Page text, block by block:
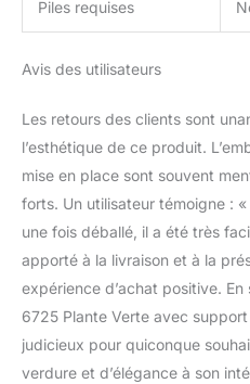
Piles requises
Avis des utilisateurs
Les retours des clients sont
l’esthétique de ce produit.
mise en place sont souvent
forts. Un utilisateur témoigne :
une fois déballé, il a été très
apporté à la livraison et à la
expérience d’achat positive.
6725 Plante Verte avec
judicieux pour quiconque
verdure et d’élégance à son